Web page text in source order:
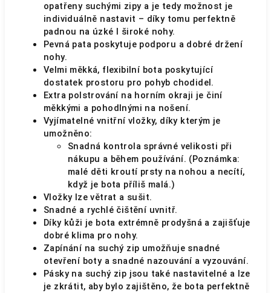
opatřeny suchými zipy a je tedy možnost je
individuálně nastavit – díky tomu perfektně
padnou na úzké I široké nohy.
Pevná pata poskytuje podporu a dobré držení
nohy.
Velmi měkká, flexibilní bota poskytující
dostatek prostoru pro pohyb chodidel.
Extra polstrování na horním okraji je činí
měkkými a pohodlnými na nošení.
Vyjímatelné vnitřní vložky, díky kterým je
umožněno:
Snadná kontrola správné velikosti při
nákupu a během používání. (Poznámka:
malé děti kroutí prsty na nohou a necítí,
když je bota příliš malá.)
Vložky lze větrat a sušit.
Snadné a rychlé čištění uvnitř.
Díky kůži je bota extrémně prodyšná a zajišťuje
dobré klima pro nohy.
Zapínání na suchý zip umožňuje snadné
otevření boty a snadné nazouvání a vyzouvání.
Pásky na suchý zip jsou také nastavitelné a lze
je zkrátit, aby bylo zajištěno, že bota perfektně